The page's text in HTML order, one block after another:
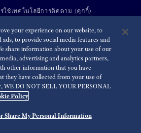
ใช้เทคโนโลยีการติดตาม (คุกกี้)
© 2026 Seiko Watch Corporation
your experience on our website, to
ads, to provide social media features and
share information about your use of our
advertising and analytics partners,
other information that you have
they have collected from your use of
WE DO NOT SELL YOUR PERSONAL
Policy
Share My Personal Information